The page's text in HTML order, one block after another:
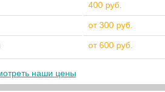
400 руб.
от 300 руб.
от 600 руб.
наши цены